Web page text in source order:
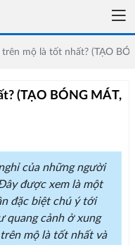
trên mộ là tốt nhất? (TẠO
(TẠO BÓNG MÁT,
của những người
được xem là một
đặc biệt chú ý tới
quang cảnh ở xung
mộ là tốt nhất và